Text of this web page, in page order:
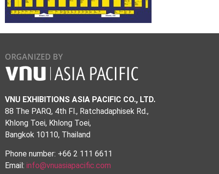
ORGANIZED BY
VNU EXHIBITIONS ASIA PACIFIC CO., LTD.
88 The PARQ, 4th Fl., Ratchadaphisek Rd.,
Khlong Toei, Khlong Toei,
Bangkok 10110, Thailand
Phone number: +66 2 111 6611
Email: info@vnuasiapacific.com